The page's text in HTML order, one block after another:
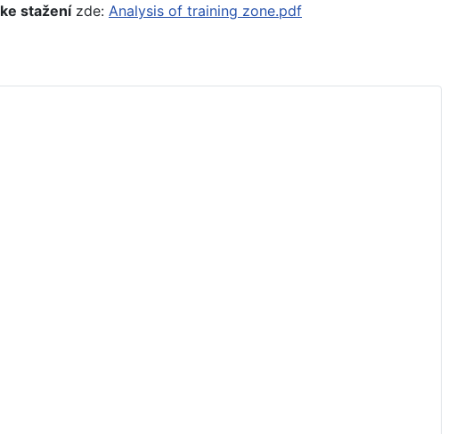
ke staženízde: Analysis of training zone.pdf